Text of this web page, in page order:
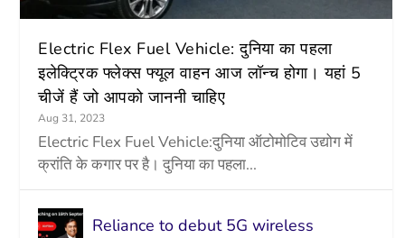
Electric Flex Fuel Vehicle: दुनिया का पहला
इलेक्ट्रिक फ्लेक्स फ्यूल वाहन आज लॉन्च होगा। यहां 5
चीजें हैं जो आपको जाननी चाहिए
Aug 31, 2023
Electric Flex Fuel Vehicle:दुनिया ऑटोमोटिव उद्योग में
क्रांति के कगार पर है। दुनिया का पहला...
Reliance to debut 5G wireless